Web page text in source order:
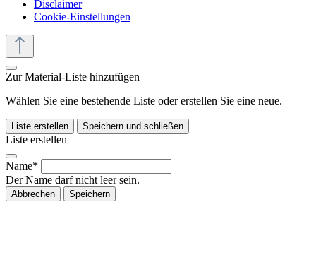
Disclaimer
Cookie-Einstellungen
Zur Material-Liste hinzufügen
Wählen Sie eine bestehende Liste oder erstellen Sie eine neue.
Liste erstellen Speichern und schließen
Liste erstellen
Name*
Der Name darf nicht leer sein.
Abbrechen Speichern